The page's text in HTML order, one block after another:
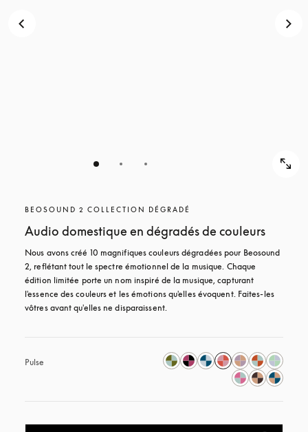
BEOSOUND 2 COLLECTION DÉGRADÉ
Audio domestique en dégradés de couleurs
Nous avons créé 10 magnifiques couleurs dégradées pour Beosound
2, reflétant tout le spectre émotionnel de la musique. Chaque
édition limitée porte un nom inspiré de la musique, capturant
l'essence des couleurs et les émotions qu'elles évoquent. Faites-les
vôtres avant qu'elles ne disparaissent.
Pulse